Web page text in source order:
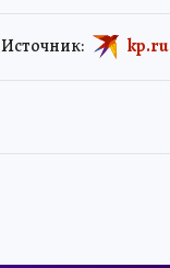
Источник: kp.ru